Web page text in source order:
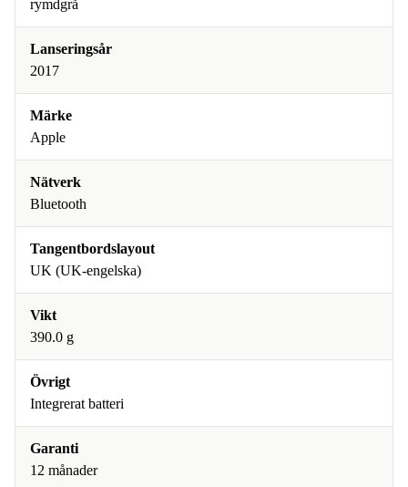
rymdgrå
Lanseringsår
2017
Märke
Apple
Nätverk
Bluetooth
Tangentbordslayout
UK (UK-engelska)
Vikt
390.0 g
Övrigt
Integrerat batteri
Garanti
12 månader